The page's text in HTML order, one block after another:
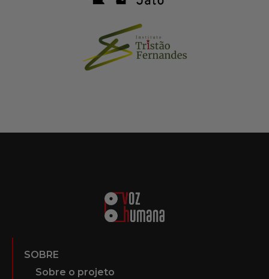
SOBRE
Sobre o projeto